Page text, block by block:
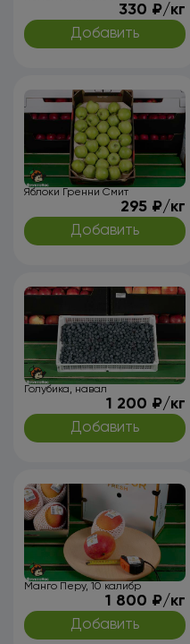
330 ₽/кг
Добавить
Яблоки Гренни Смит
295 ₽/кг
Добавить
Голубика, навал
1 200 ₽/кг
Добавить
Манго Перу, 10 калибр
1 800 ₽/кг
Добавить